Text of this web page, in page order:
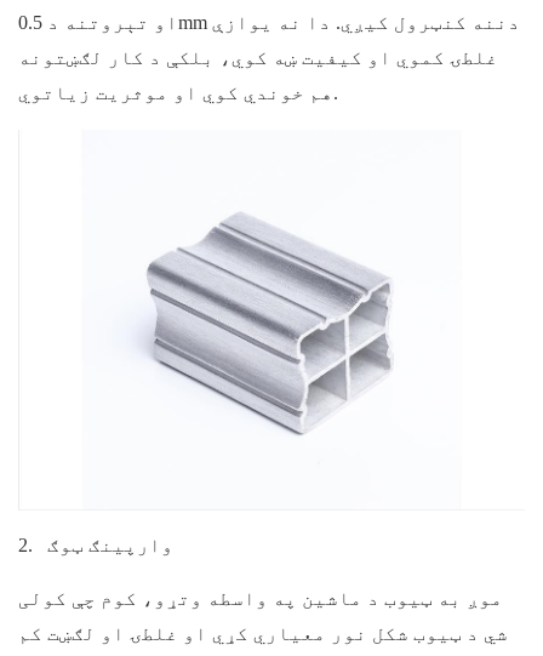
او تېروتنه د 0.5mm دننه کنټرول کیږي. دا نه یوازې
غلطۍ کموي او کیفیت ښه کوي، بلکې د کار لګښتونه
هم خوندي کوي او موثریت زیاتوي.
2. وارپينګ ټوګ
موږ به ټیوب د ماشین په واسطه وتړو، کوم چې کولی
شي د ټیوب شکل نور معیاري کړي او غلطۍ او لګښت کم